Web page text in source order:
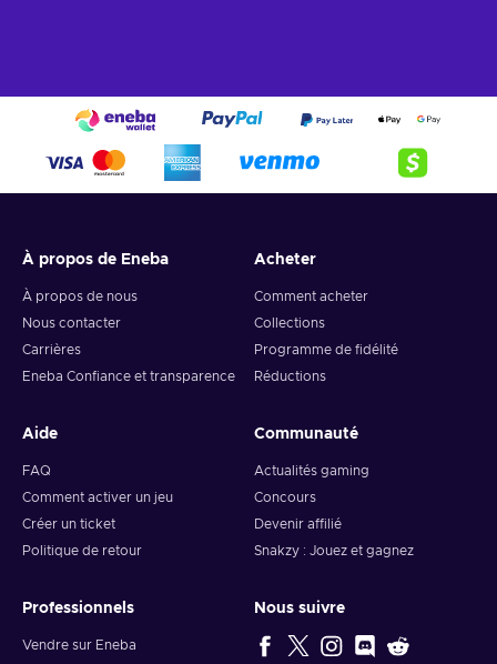
À propos de Eneba
À propos de nous
Nous contacter
Carrières
Eneba Confiance et transparence
Acheter
Comment acheter
Collections
Programme de fidélité
Réductions
Aide
FAQ
Comment activer un jeu
Créer un ticket
Politique de retour
Communauté
Actualités gaming
Concours
Devenir affilié
Snakzy : Jouez et gagnez
Professionnels
Vendre sur Eneba
Nous suivre